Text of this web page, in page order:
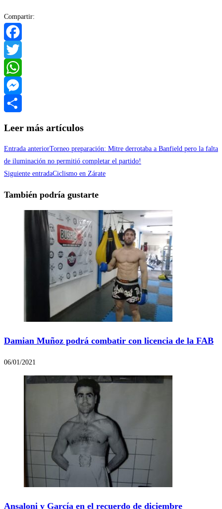
Compartir:
Facebook
Twitter
WhatsApp
Messenger
Leer más artículos
Entrada anteriorTorneo preparación: Mitre derrotaba a Banfield pero la falta
de iluminación no permitió completar el partido!
Siguiente entradaCiclismo en Zárate
También podría gustarte
Damian Muñoz podrá combatir con licencia de la FAB
06/01/2021
Ansaloni y García en el recuerdo de diciembre